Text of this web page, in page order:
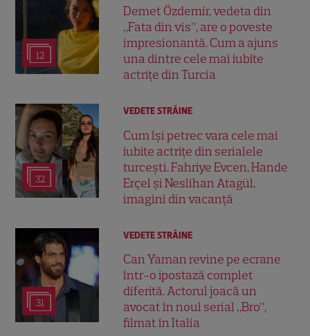
12
Demet Özdemir, vedeta din
„Fata din vis”, are o poveste
impresionantă. Cum a ajuns
una dintre cele mai iubite
actrițe din Turcia
32
VEDETE STRĂINE
Cum își petrec vara cele mai
iubite actrițe din serialele
turcești. Fahriye Evcen, Hande
Erçel și Neslihan Atagül,
imagini din vacanță
31
VEDETE STRĂINE
Can Yaman revine pe ecrane
într-o ipostază complet
diferită. Actorul joacă un
avocat în noul serial „Bro”,
filmat în Italia